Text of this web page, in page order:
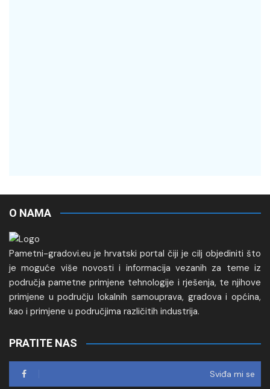
O NAMA
Pametni-gradovi.eu je hrvatski portal čiji je cilj objediniti što
je moguće više novosti i informacija vezanih za teme iz
područja pametne primjene tehnologije i rješenja, te njihove
primjene u području lokalnih samouprava, gradova i općina,
kao i primjene u područjima različitih industrija.
PRATITE NAS
Sviđa mi se